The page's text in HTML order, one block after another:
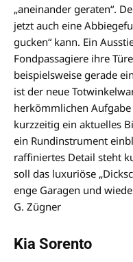
„aneinander geraten“.
jetzt auch eine
gucken“ kann. Ein
Fondpassagiere ihre
beispielsweise gerade
ist der neue
herkömmlichen
kurzzeitig ein aktuelles
ein Rundinstrument
raffiniertes Detail steht
soll das luxuriöse
enge Garagen und
G. Zügner
Kia Sorento